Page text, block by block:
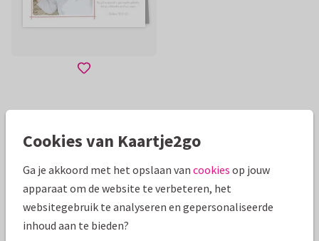
Cookies van Kaartje2go
Ga je akkoord met het opslaan van cookies op jouw
apparaat om de website te verbeteren, het
websitegebruik te analyseren en gepersonaliseerde
inhoud aan te bieden?